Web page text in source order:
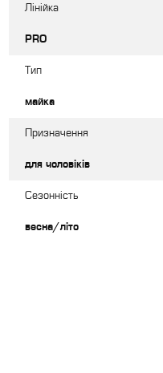
Лінійка
PRO
Тип
майка
Призначення
для чоловіків
Сезонність
весна/літо